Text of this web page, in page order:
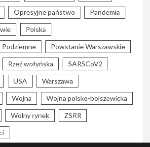
Opresyjne państwo Pandemia
Polska
Powstanie Warszawskie
Rzeź wołyńska SARSCoV2
USA Warszawa
Wojna Wojna polsko-bolszewicka
Wolny rynek ZSRR